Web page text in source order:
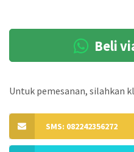
Beli
Untuk pemesanan, silahkan
SMS: 082242356272